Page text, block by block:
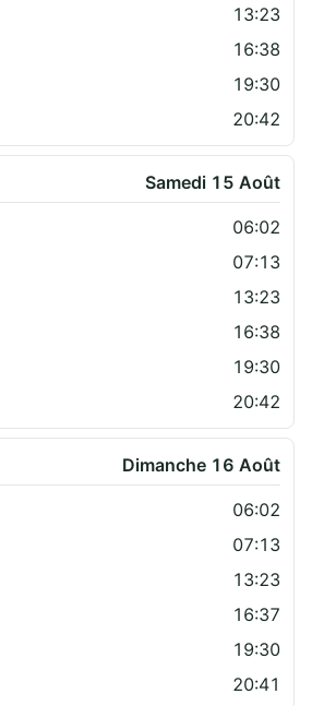
13:23
16:38
19:30
20:42
Samedi 15 Août
06:02
07:13
13:23
16:38
19:30
20:42
Dimanche 16 Août
06:02
07:13
13:23
16:37
19:30
20:41